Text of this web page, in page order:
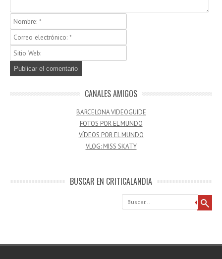
CANALES AMIGOS
BARCELONA VIDEOGUIDE
FOTOS POR EL MUNDO
VÍDEOS POR EL MUNDO
VLOG: MISS SKATY
BUSCAR EN CRITICALANDIA
Buscar